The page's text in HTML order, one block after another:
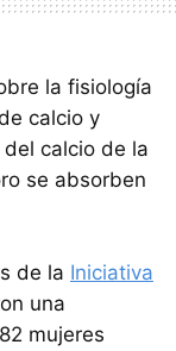
la fisiología
calcio y
calcio de la
se absorben
de la Iniciativa
una
mujeres